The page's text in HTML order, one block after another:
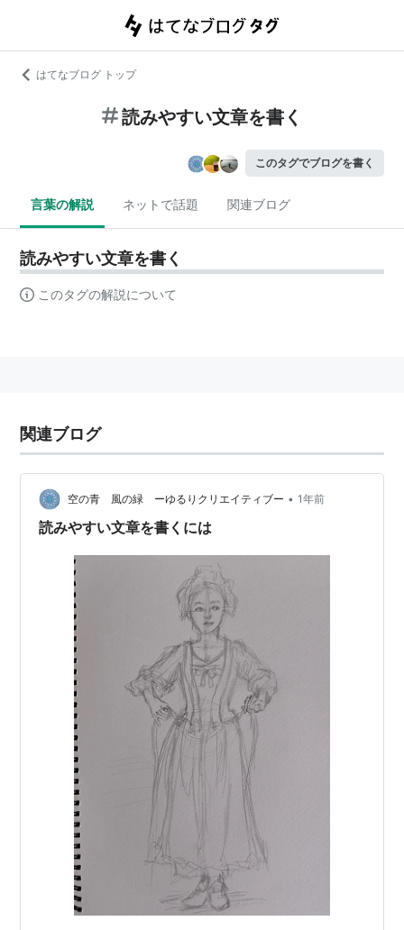
はてなブログ トップ
読みやすい文章を書く
このタグでブログを書く
言葉の解説 ネットで話題 関連ブログ
読みやすい文章を書く
このタグの解説について
関連ブログ
空の青 風の緑 ーゆるりクリエイティブー • 1年前
読みやすい文章を書くには